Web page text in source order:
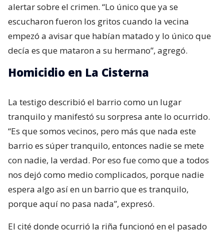
alertar sobre el crimen. “Lo único que ya se
escucharon fueron los gritos cuando la vecina
empezó a avisar que habían matado y lo único que
decía es que mataron a su hermano”, agregó.
Homicidio en La Cisterna
La testigo describió el barrio como un lugar
tranquilo y manifestó su sorpresa ante lo ocurrido.
“Es que somos vecinos, pero más que nada este
barrio es súper tranquilo, entonces nadie se mete
con nadie, la verdad. Por eso fue como que a todos
nos dejó como medio complicados, porque nadie
espera algo así en un barrio que es tranquilo,
porque aquí no pasa nada”, expresó.
El cité donde ocurrió la riña funcionó en el pasado